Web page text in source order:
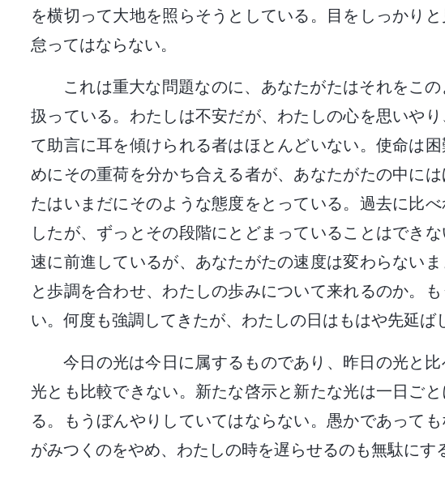
を横切って大地を照らそうとしている。目をしっかり
怠ってはならない。
これは重大な問題なのに、あなたがたはそれをこ
扱っている。わたしは不安だが、わたしの心を思いや
て助言に耳を傾けられる者はほとんどいない。使命は
めにその重荷を分かち合える者が、あなたがたの中に
たはいまだにそのような態度をとっている。過去に比
したが、ずっとその段階にとどまっていることはでき
速に前進しているが、あなたがたの速度は変わらない
と歩調を合わせ、わたしの歩みについて来れるのか。
い。何度も強調してきたが、わたしの日はもはや先延ば
今日の光は今日に属するものであり、昨日の光と
光とも比較できない。新たな啓示と新たな光は一日ご
る。もうぼんやりしていてはならない。愚かであって
がみつくのをやめ、わたしの時を遅らせるのも無駄にす